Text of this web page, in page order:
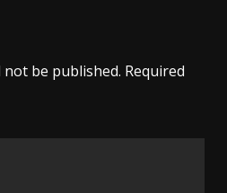
not be published. Required